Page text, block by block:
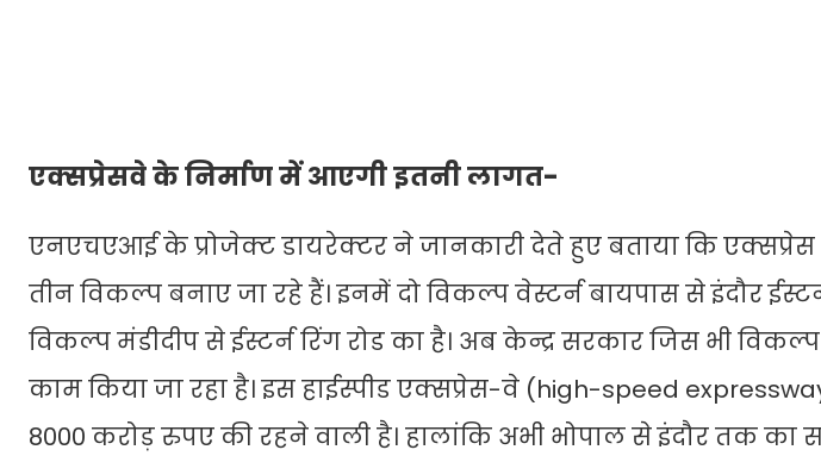
एक्सप्रेसवे के निर्माण में आएगी इतनी लागत-
एनएचएआई के प्रोजेक्ट डायरेक्टर ने जानकारी देते हुए बताया कि एक्सप्रेस
तीन विकल्प बनाए जा रहे हैं। इनमें दो विकल्प वेस्टर्न बायपास से इंदौर
विकल्प मंडीदीप से ईस्टर्न रिंग रोड का है। अब केन्द्र सरकार जिस भी
काम किया जा रहा है। इस हाईस्पीड एक्सप्रेस-वे (high-speed
8000 करोड़ रुपए की रहने वाली है। हालांकि अभी भोपाल से इंदौर तक